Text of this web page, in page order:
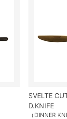
SVELTE
D.KNIFE
（DINNER